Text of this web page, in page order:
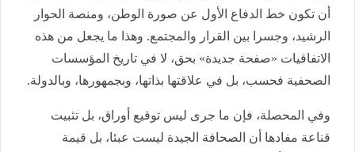
أن تكون خط الدفاع الأول عن صورة الوطن، ومنصة الحوار
الرشيد، وجسرا بين القرار والمجتمع. وهذا ما يجعل من هذه
الاتفاقيات «صفحة جديدة» بحق، لا في تاريخ المؤسسات
الصحفية فحسب، بل في علاقتها بذاتها، وبجمهورها، وبالدولة.
وفي المحصلة، فإن ما جرى ليس توقيع أوراق، بل تثبيت
قناعة مفادها أن الصحافة الجيدة ليست عبئا، بل قيمة